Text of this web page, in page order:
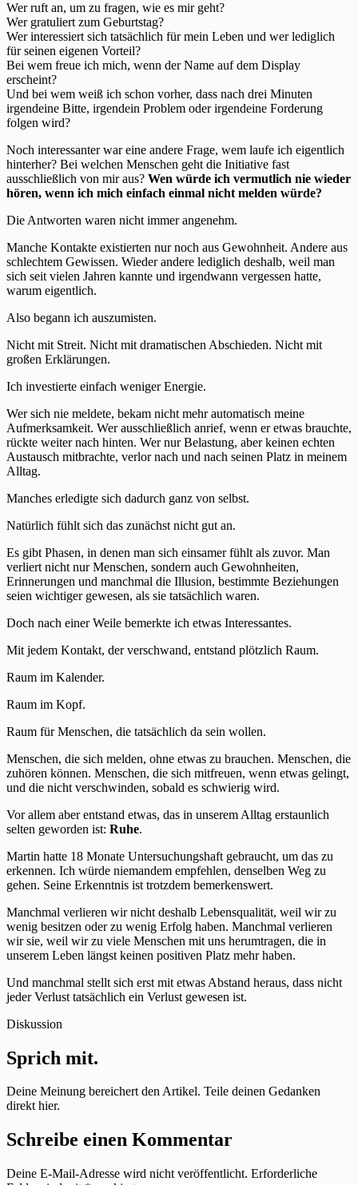
Wer ruft an, um zu fragen, wie es mir geht?
Wer gratuliert zum Geburtstag?
Wer interessiert sich tatsächlich für mein Leben und wer lediglich
für seinen eigenen Vorteil?
Bei wem freue ich mich, wenn der Name auf dem Display
erscheint?
Und bei wem weiß ich schon vorher, dass nach drei Minuten
irgendeine Bitte, irgendein Problem oder irgendeine Forderung
folgen wird?
Noch interessanter war eine andere Frage, wem laufe ich eigentlich
hinterher? Bei welchen Menschen geht die Initiative fast
ausschließlich von mir aus? Wen würde ich vermutlich nie wieder
hören, wenn ich mich einfach einmal nicht melden würde?
Die Antworten waren nicht immer angenehm.
Manche Kontakte existierten nur noch aus Gewohnheit. Andere aus
schlechtem Gewissen. Wieder andere lediglich deshalb, weil man
sich seit vielen Jahren kannte und irgendwann vergessen hatte,
warum eigentlich.
Also begann ich auszumisten.
Nicht mit Streit. Nicht mit dramatischen Abschieden. Nicht mit
großen Erklärungen.
Ich investierte einfach weniger Energie.
Wer sich nie meldete, bekam nicht mehr automatisch meine
Aufmerksamkeit. Wer ausschließlich anrief, wenn er etwas brauchte,
rückte weiter nach hinten. Wer nur Belastung, aber keinen echten
Austausch mitbrachte, verlor nach und nach seinen Platz in meinem
Alltag.
Manches erledigte sich dadurch ganz von selbst.
Natürlich fühlt sich das zunächst nicht gut an.
Es gibt Phasen, in denen man sich einsamer fühlt als zuvor. Man
verliert nicht nur Menschen, sondern auch Gewohnheiten,
Erinnerungen und manchmal die Illusion, bestimmte Beziehungen
seien wichtiger gewesen, als sie tatsächlich waren.
Doch nach einer Weile bemerkte ich etwas Interessantes.
Mit jedem Kontakt, der verschwand, entstand plötzlich Raum.
Raum im Kalender.
Raum im Kopf.
Raum für Menschen, die tatsächlich da sein wollen.
Menschen, die sich melden, ohne etwas zu brauchen. Menschen, die
zuhören können. Menschen, die sich mitfreuen, wenn etwas gelingt,
und die nicht verschwinden, sobald es schwierig wird.
Vor allem aber entstand etwas, das in unserem Alltag erstaunlich
selten geworden ist: Ruhe.
Martin hatte 18 Monate Untersuchungshaft gebraucht, um das zu
erkennen. Ich würde niemandem empfehlen, denselben Weg zu
gehen. Seine Erkenntnis ist trotzdem bemerkenswert.
Manchmal verlieren wir nicht deshalb Lebensqualität, weil wir zu
wenig besitzen oder zu wenig Erfolg haben. Manchmal verlieren
wir sie, weil wir zu viele Menschen mit uns herumtragen, die in
unserem Leben längst keinen positiven Platz mehr haben.
Und manchmal stellt sich erst mit etwas Abstand heraus, dass nicht
jeder Verlust tatsächlich ein Verlust gewesen ist.
Diskussion
Sprich mit.
Deine Meinung bereichert den Artikel. Teile deinen Gedanken
direkt hier.
Schreibe einen Kommentar
Deine E-Mail-Adresse wird nicht veröffentlicht. Erforderliche